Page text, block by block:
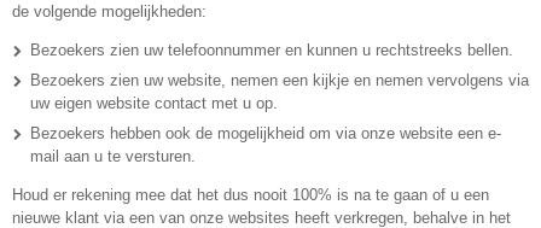
de volgende mogelijkheden:
Bezoekers zien uw telefoonnummer en kunnen u rechtstreeks bellen.
Bezoekers zien uw website, nemen een kijkje en nemen vervolgens via
uw eigen website contact met u op.
Bezoekers hebben ook de mogelijkheid om via onze website een e-
mail aan u te versturen.
Houd er rekening mee dat het dus nooit 100% is na te gaan of u een
nieuwe klant via een van onze websites heeft verkregen, behalve in het